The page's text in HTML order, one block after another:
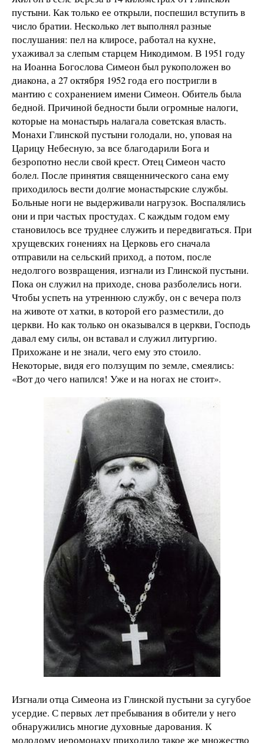
пустыни. Как только ее открыли, поспешил вступить в
число братии. Несколько лет выполнял разные
послушания: пел на клиросе, работал на кухне,
ухаживал за слепым старцем Никодимом. В 1951 году
на Иоанна Богослова Симеон был рукоположен во
диакона, а 27 октября 1952 года его постригли в
мантию с сохранением имени Симеон. Обитель была
бедной. Причиной бедности были огромные налоги,
которые на монастырь налагала советская власть.
Монахи Глинской пустыни голодали, но, уповая на
Царицу Небесную, за все благодарили Бога и
безропотно несли свой крест. Отец Симеон часто
болел. После принятия священнического сана ему
приходилось вести долгие монастырские службы.
Больные ноги не выдерживали нагрузок. Воспалялись
они и при частых простудах. С каждым годом ему
становилось все труднее служить и передвигаться. При
хрущевских гонениях на Церковь его сначала
отправили на сельский приход, а потом, после
недолгого возвращения, изгнали из Глинской пустыни.
Пока он служил на приходе, снова разболелись ноги.
Чтобы успеть на утреннюю службу, он с вечера полз
на животе от хатки, в которой его разместили, до
церкви. Но как только он оказывался в церкви, Господь
давал ему силы, он вставал и служил литургию.
Прихожане и не знали, чего ему это стоило.
Некоторые, видя его ползущим по земле, смеялись:
«Вот до чего напился! Уже и на ногах не стоит».
Изгнали отца Симеона из Глинской пустыни за сугубое
усердие. С первых лет пребывания в обители у него
обнаружились многие духовные дарования. К
молодому иеромонаху приходило такое же множество